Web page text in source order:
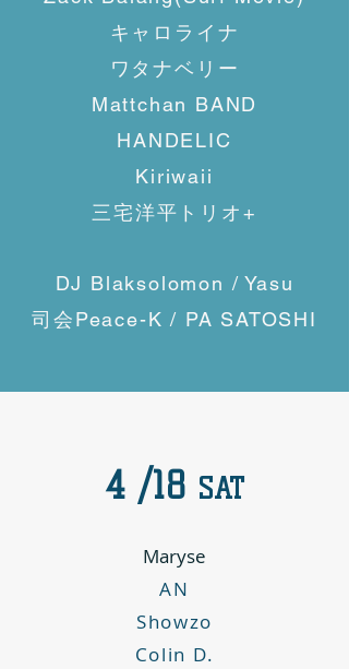
キャロライナ
ワタナベリー
Mattchan BAND
HANDELIC
Kiriwaii
三宅洋平トリオ+
DJ Blaksolomon / Yasu
司会Peace-K / PA SATOSHI
4 /18 SAT
Maryse
AN
Showzo
Colin D.